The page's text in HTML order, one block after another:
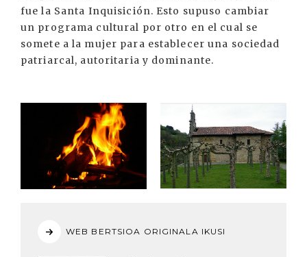
fue la Santa Inquisición. Esto supuso cambiar
un programa cultural por otro en el cual se
somete a la mujer para establecer una sociedad
patriarcal, autoritaria y dominante.
WEB BERTSIOA ORIGINALA IKUSI